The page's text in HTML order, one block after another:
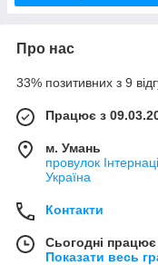
Про нас
33% позитивних з 9
Працює з
м. Умань
провулок
Україна
Контакти
Сьогодні
Показати весь